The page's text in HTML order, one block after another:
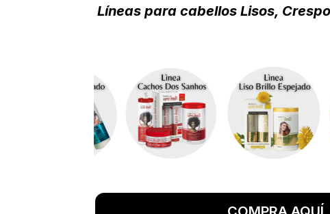
Líneas para cabellos Lisos,